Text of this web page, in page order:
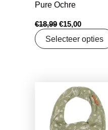
Pure Ochre
€18,99 €15,00
Selecteer opties
Oorspronkelijke
prijs
was:
€8,95.
Huidige
prijs
€7,07.